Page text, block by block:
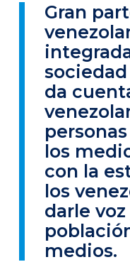
Gran
da
los
con la
los
darle
medios.